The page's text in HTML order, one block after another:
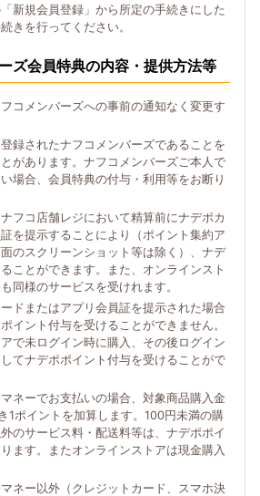
新規会員登録」から所定の手続きにした
きを行ってください。
ズ会員特典の内容・提供方法等
コメンバーズへの事前の通知なく変更す
録されたナフコメンバーズであることを
があります。ナフコメンバーズご本人で
場合、会員特典の付与・利用等をお断り
フコ店舗レジにおいて精算前にナデポカ
を提示することにより（ポイント集約ア
のスクリーンショット等は除く）、ナデ
ことができます。また、オンラインスト
同様のサービスを受けれます。
ドまたはアプリ会員証を提示された場合
イント付与を受けることができません。
で未ログイン時に購入、その後ログイン
てナデポポイント付与を受けることがで
ネーでお支払いの場合、対象商品購入金
1ポイントを加算します。100円未満の購
のサービス料・配送料等は、ナデポポイ
ます。またオンラインストアは現金購入
ネー以外（クレジットカード、スマホ決